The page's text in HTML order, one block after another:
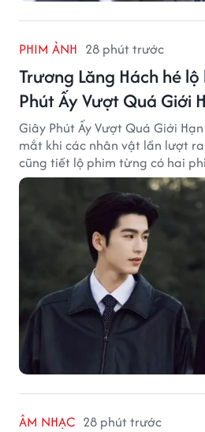
PHIM ẢNH 28 phút trước
Trương Lăng Hách hé
Phút Ấy Vượt Quá Giới
Giây Phút Ấy Vượt Quá Giới
mắt khi các nhân vật lần lượt
cũng tiết lộ phim từng có hai
ÂM NHẠC 28 phút trước